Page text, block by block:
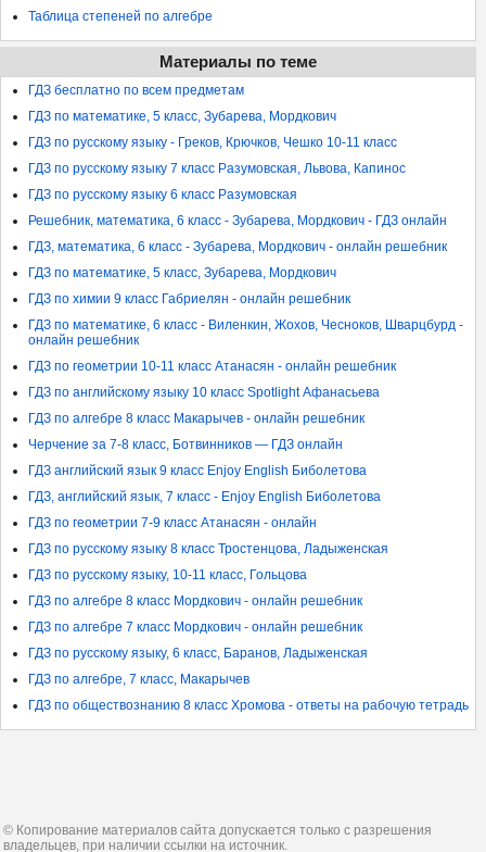
Таблица степеней по алгебре
Материалы по теме
ГДЗ бесплатно по всем предметам
ГДЗ по математике, 5 класс, Зубарева, Мордкович
ГДЗ по русскому языку - Греков, Крючков, Чешко 10-11 класс
ГДЗ по русскому языку 7 класс Разумовская, Львова, Капинос
ГДЗ по русскому языку 6 класс Разумовская
Решебник, математика, 6 класс - Зубарева, Мордкович - ГДЗ онлайн
ГДЗ, математика, 6 класс - Зубарева, Мордкович - онлайн решебник
ГДЗ по математике, 5 класс, Зубарева, Мордкович
ГДЗ по химии 9 класс Габриелян - онлайн решебник
ГДЗ по математике, 6 класс - Виленкин, Жохов, Чесноков, Шварцбурд -
онлайн решебник
ГДЗ по геометрии 10-11 класс Атанасян - онлайн решебник
ГДЗ по английскому языку 10 класс Spotlight Афанасьева
ГДЗ по алгебре 8 класс Макарычев - онлайн решебник
Черчение за 7-8 класс, Ботвинников — ГДЗ онлайн
ГДЗ английский язык 9 класс Enjoy English Биболетова
ГДЗ, английский язык, 7 класс - Enjoy English Биболетова
ГДЗ по геометрии 7-9 класс Атанасян - онлайн
ГДЗ по русскому языку 8 класс Тростенцова, Ладыженская
ГДЗ по русскому языку, 10-11 класс, Гольцова
ГДЗ по алгебре 8 класс Мордкович - онлайн решебник
ГДЗ по алгебре 7 класс Мордкович - онлайн решебник
ГДЗ по русскому языку, 6 класс, Баранов, Ладыженская
ГДЗ по алгебре, 7 класс, Макарычев
ГДЗ по обществознанию 8 класс Хромова - ответы на рабочую тетрадь
© Копирование материалов сайта допускается только с разрешения
владельцев, при наличии ссылки на источник.